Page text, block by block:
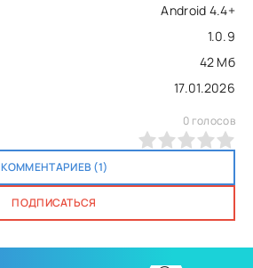
Android 4.4+
1.0.9
42 Мб
17.01.2026
КОММЕНТАРИЕВ (1)
ПОДПИСАТЬСЯ
0 голосов